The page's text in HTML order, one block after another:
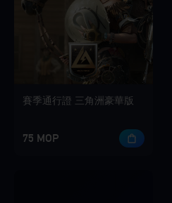
賽季通行證 三角洲豪華版
75 MOP